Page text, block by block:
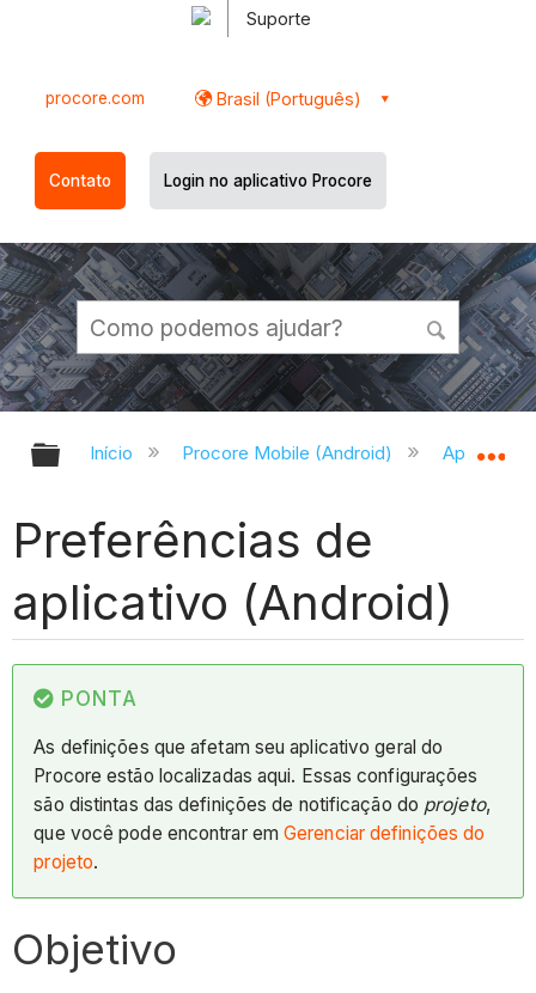
Suporte
procore.com Brasil (Português)
Contato Login no aplicativo Procore
Expandir/recolher hierarquia
Início Procore Mobile (Android) Aplicativo
Preferências de
aplicativo (Android)
PONTA
As definições que afetam seu aplicativo geral do
Procore estão localizadas aqui. Essas configurações
são distintas das definições de notificação do projeto,
que você pode encontrar emGerenciar definições do
projeto.
Objetivo